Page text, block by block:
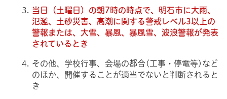
当日（土曜日）の朝7時の時点で、明石市に大雨、
氾濫、土砂災害、高潮に関する警戒レベル3以上の
警報または、大雪、暴風、暴風雪、波浪警報が発表
されているとき
その他、学校行事、会場の都合(工事・停電等)など
のほか、開催することが適当でないと判断されると
き